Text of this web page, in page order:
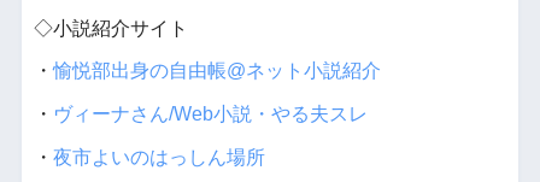
◇小説紹介サイト
・愉悦部出身の自由帳@ネット小説紹介
・ ヴィーナさん/Web小説・やる夫スレ
・ 夜市よいのはっしん場所